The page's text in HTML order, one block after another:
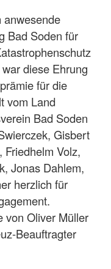
anwesende
Bad Soden für
diese Ehrung
für die
vom Land
Bad Soden
Gisbert
Friedhelm Volz,
Jonas Dahlem,
herzlich für
von Oliver Müller
Beauftragter